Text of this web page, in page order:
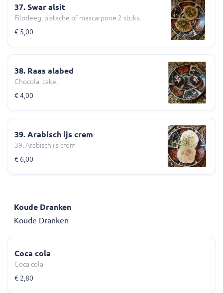
37. Swar alsit
Filodeeg, pistache of mascarpone 2 stuks.
€ 5,00
38. Raas alabed
Chocola, cake.
€ 4,00
39. Arabisch ijs crem
39. Arabisch ijs crem
€ 6,00
Koude Dranken
Koude Dranken
Coca cola
Coca cola
€ 2,80